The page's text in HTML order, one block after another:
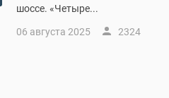
шоссе. «Четыре...
06 августа 2025 2324